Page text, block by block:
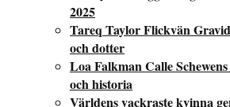
2025
Tareq Taylor Flickvän
och dotter
Loa Falkman Calle
och historia
Världens vackraste kvinna